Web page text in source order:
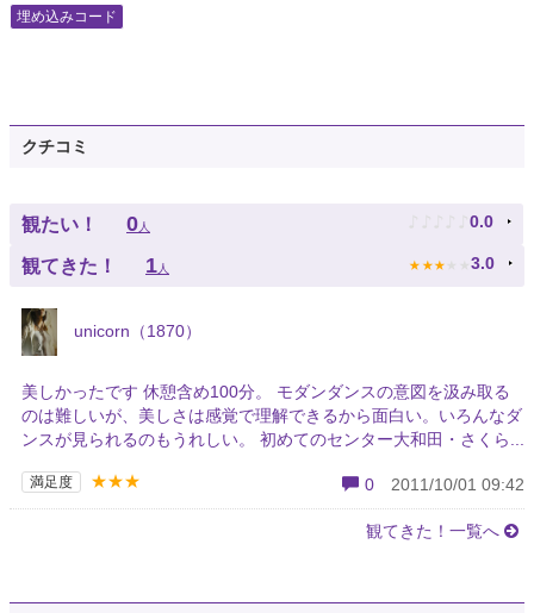
埋め込みコード
クチコミ
観たい！ 0人 ♪ ♪ ♪ ♪ ♪ 0.0
観てきた！ 1人 ★ ★ ★ ★ ★ 3.0
unicorn（1870）
美しかったです 休憩含め100分。 モダンダンスの意図を汲み取る
のは難しいが、美しさは感覚で理解できるから面白い。いろんなダ
ンスが見られるのもうれしい。 初めてのセンター大和田・さくら...
満足度 ★★★ 0 2011/10/01 09:42
観てきた！一覧へ